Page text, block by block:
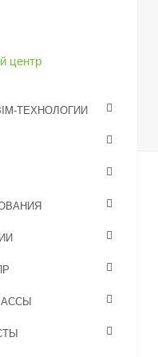
центр
ТЕХНОЛОГИИ